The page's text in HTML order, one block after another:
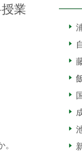
業